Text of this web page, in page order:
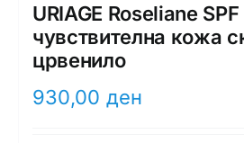
URIAGE Roseliane
чувствителна кожа
црвенило
930,00 ден